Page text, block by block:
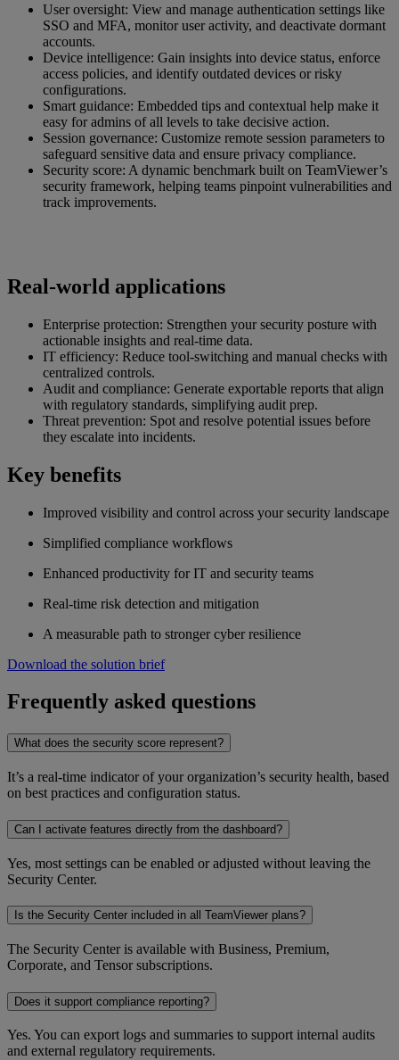
User oversight: View and manage authentication settings like
SSO and MFA, monitor user activity, and deactivate dormant
accounts.
Device intelligence: Gain insights into device status, enforce
access policies, and identify outdated devices or risky
configurations.
Smart guidance: Embedded tips and contextual help make it
easy for admins of all levels to take decisive action.
Session governance: Customize remote session parameters to
safeguard sensitive data and ensure privacy compliance.
Security score: A dynamic benchmark built on TeamViewer’s
security framework, helping teams pinpoint vulnerabilities and
track improvements.
Real-world applications
Enterprise protection: Strengthen your security posture with
actionable insights and real-time data.
IT efficiency: Reduce tool-switching and manual checks with
centralized controls.
Audit and compliance: Generate exportable reports that align
with regulatory standards, simplifying audit prep.
Threat prevention: Spot and resolve potential issues before
they escalate into incidents.
Key benefits
Improved visibility and control across your security landscape
Simplified compliance workflows
Enhanced productivity for IT and security teams
Real-time risk detection and mitigation
A measurable path to stronger cyber resilience
Download the solution brief
Frequently asked questions
What does the security score represent?
It’s a real-time indicator of your organization’s security health, based
on best practices and configuration status.
Can I activate features directly from the dashboard?
Yes, most settings can be enabled or adjusted without leaving the
Security Center.
Is the Security Center included in all TeamViewer plans?
The Security Center is available with Business, Premium,
Corporate, and Tensor subscriptions.
Does it support compliance reporting?
Yes. You can export logs and summaries to support internal audits
and external regulatory requirements.